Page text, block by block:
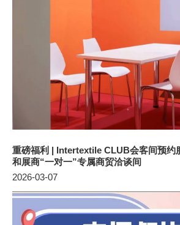
重磅福利 | Intertextile CLUB会客间预约
和展商“一对一”专属商贸洽谈间
2026-03-07